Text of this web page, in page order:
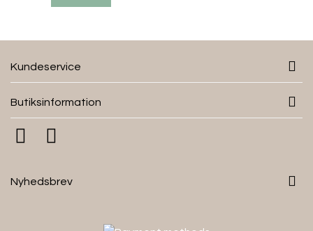
Kundeservice
Butiksinformation
Nyhedsbrev